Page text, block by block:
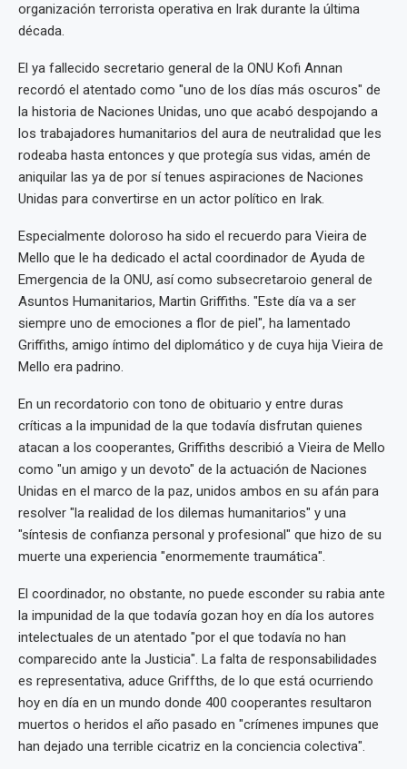
organización terrorista operativa en Irak durante la última
década.
El ya fallecido secretario general de la ONU Kofi Annan
recordó el atentado como "uno de los días más oscuros" de
la historia de Naciones Unidas, uno que acabó despojando a
los trabajadores humanitarios del aura de neutralidad que les
rodeaba hasta entonces y que protegía sus vidas, amén de
aniquilar las ya de por sí tenues aspiraciones de Naciones
Unidas para convertirse en un actor político en Irak.
Especialmente doloroso ha sido el recuerdo para Vieira de
Mello que le ha dedicado el actal coordinador de Ayuda de
Emergencia de la ONU, así como subsecretaroio general de
Asuntos Humanitarios, Martin Griffiths. "Este día va a ser
siempre uno de emociones a flor de piel", ha lamentado
Griffiths, amigo íntimo del diplomático y de cuya hija Vieira de
Mello era padrino.
En un recordatorio con tono de obituario y entre duras
críticas a la impunidad de la que todavía disfrutan quienes
atacan a los cooperantes, Griffiths describió a Vieira de Mello
como "un amigo y un devoto" de la actuación de Naciones
Unidas en el marco de la paz, unidos ambos en su afán para
resolver "la realidad de los dilemas humanitarios" y una
"síntesis de confianza personal y profesional" que hizo de su
muerte una experiencia "enormemente traumática".
El coordinador, no obstante, no puede esconder su rabia ante
la impunidad de la que todavía gozan hoy en día los autores
intelectuales de un atentado "por el que todavía no han
comparecido ante la Justicia". La falta de responsabilidades
es representativa, aduce Griffths, de lo que está ocurriendo
hoy en día en un mundo donde 400 cooperantes resultaron
muertos o heridos el año pasado en "crímenes impunes que
han dejado una terrible cicatriz en la conciencia colectiva".